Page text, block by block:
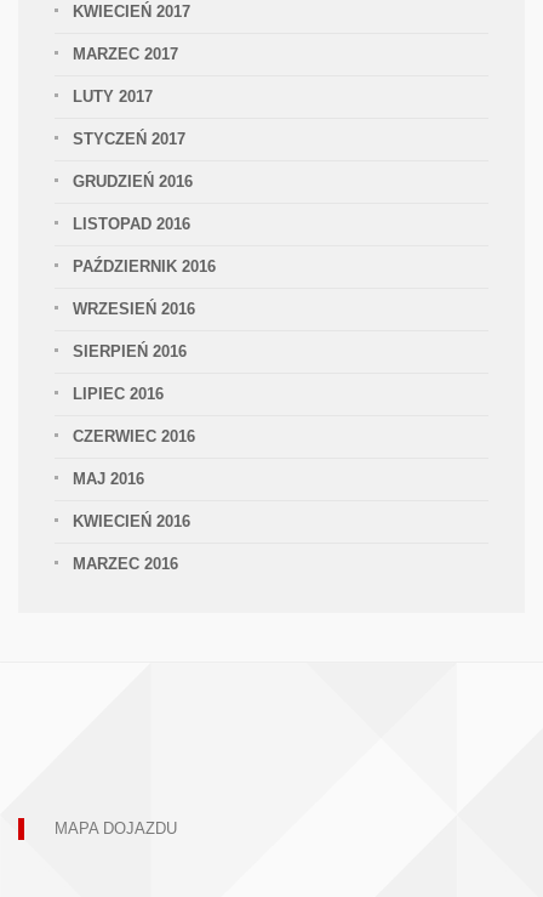
KWIECIEŃ 2017
MARZEC 2017
LUTY 2017
STYCZEŃ 2017
GRUDZIEŃ 2016
LISTOPAD 2016
PAŹDZIERNIK 2016
WRZESIEŃ 2016
SIERPIEŃ 2016
LIPIEC 2016
CZERWIEC 2016
MAJ 2016
KWIECIEŃ 2016
MARZEC 2016
MAPA DOJAZDU